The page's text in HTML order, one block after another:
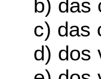
b) das
c) das
d) dos